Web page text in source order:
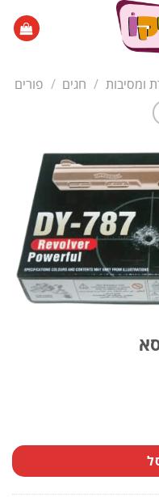
ומסיבות / חגים / פורים